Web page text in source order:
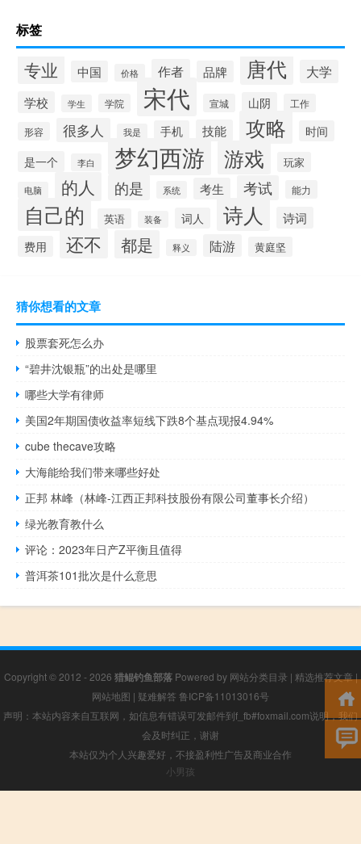
标签
专业 中国 价格 作者 品牌 唐代 大学
学校 学生 学院 宋代 宣城 山阴 工作
形容 很多人 我是 手机 技能 攻略
时间
是一个
李白 梦幻西游 游戏 玩家
电脑 的人 的是 系统 考生 考试 能力
自己的 英语 装备 词人 诗人 诗词
费用 还不 都是 释义 陆游 黄庭坚
猜你想看的文章
股票套死怎么办
“碧井沈银瓶”的出处是哪里
哪些大学有律师
美国2年期国债收益率短线下跌8个基点现报4.94%
cube thecave攻略
大海能给我们带来哪些好处
正邦 林峰（林峰-江西正邦科技股份有限公司董事长介绍）
绿光教育教什么
评论：2023年日产Z平衡且值得
普洱茶101批次是什么意思
Copyright © 2012 - 2026 猎鲲钓鱼部落Powered by 网站分类目录 | 精选推荐文章|
网站地图 | 疑难解答 鲁ICP备11013016号
声明：本站内容来自互联网，如信息有错误可发邮件到f_fb#foxmail.com说明，我们
会及时纠正，谢谢
本站仅为个人兴趣爱好，不接盈利性广告及商业合作
小男孩